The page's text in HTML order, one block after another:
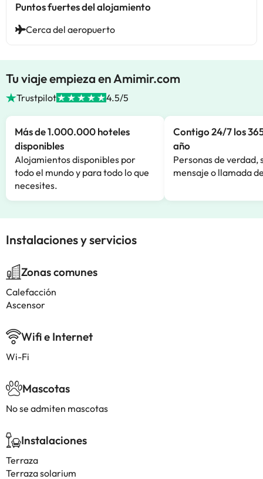
Puntos fuertes del alojamiento
Cerca del aeropuerto
Tu viaje empieza en Amimir.com
Trustpilot 4.5/5
Más de 1.000.000 hoteles
disponibles
Alojamientos disponibles por
todo el mundo y para todo lo que
necesites.
Contigo 24/7 los
año
Personas de verdad,
mensaje o llamada
Instalaciones y servicios
Zonas comunes
Calefacción
Ascensor
Wifi e Internet
Wi-Fi
Mascotas
No se admiten mascotas
Instalaciones
Terraza
Terraza solarium